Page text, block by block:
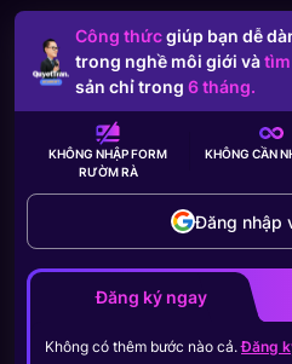
Công thứcgiúp bạn dễ
trong nghề môi giới và
sản chỉ trong 6 tháng.
KHÔNG NHẬP FORM
RƯỜM RÀ
KHÔNG CẦN
Đăng nhập
Đăng ký ngay
Không có thêm bước nào cả.Đăng